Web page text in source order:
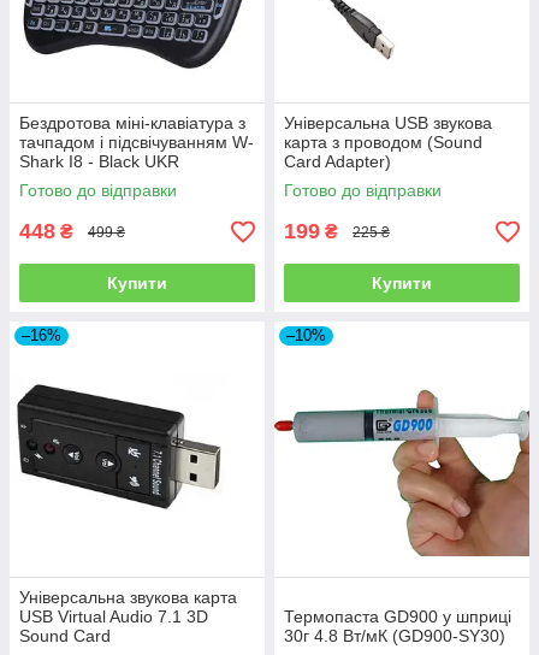
Бездротова міні-клавіатура з
тачпадом і підсвічуванням W-
Shark I8 - Black UKR
Готово до відправки
448 ₴ 499 ₴
Купити
Універсальна USB звукова
карта з проводом (Sound
Card Adapter)
Готово до відправки
199 ₴ 225 ₴
Купити
–16%
Універсальна звукова карта
USB Virtual Audio 7.1 3D
Sound Card
–10%
Термопаста GD900 у шприці
30г 4.8 Вт/мК (GD900-SY30)